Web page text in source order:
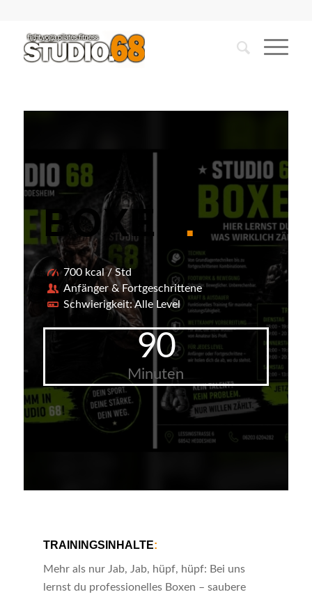
BOXEN .
700 kcal / Std
Anfänger & Fortgeschrittene
Schwierigkeit: Alle Level
90
Minuten
TRAININGSINHALTE:
Mehr als nur Jab, Jab, hüpf, hüpf: Bei uns
lernst du professionelles Boxen – saubere